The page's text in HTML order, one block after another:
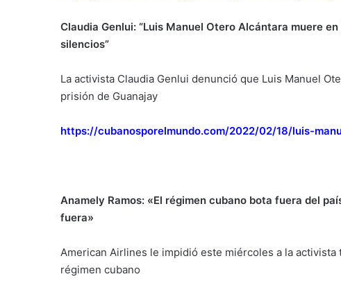
Claudia Genlui: “Luis Manuel Otero Alcántara muere
silencios”
La activista Claudia Genlui denunció que Luis Manuel
prisión de Guanajay
https://cubanosporelmundo.com/2022/02/18/luis-
Anamely Ramos: «El régimen cubano bota fuera del
fuera»
American Airlines le impidió este miércoles a la
régimen cubano